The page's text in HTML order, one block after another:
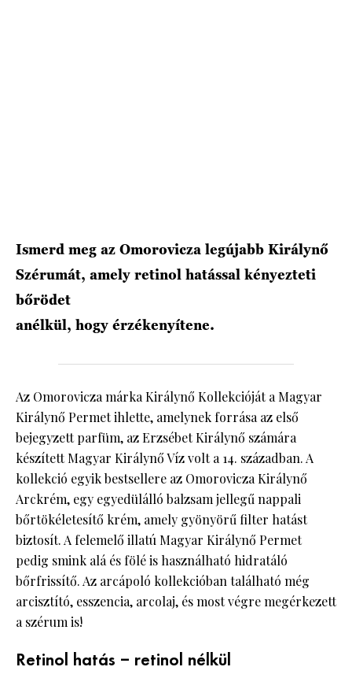
Ismerd meg az Omorovicza legújabb Királynő
Szérumát, amely retinol hatással kényezteti
bőrödet
anélkül, hogy érzékenyítene.
Az Omorovicza márka Királynő Kollekcióját a Magyar
Királynő Permet ihlette, amelynek forrása az első
bejegyzett parfüm, az Erzsébet Királynő számára
készített Magyar Királynő Víz volt a 14. században. A
kollekció egyik bestsellere az Omorovicza Királynő
Arckrém, egy egyedülálló balzsam jellegű nappali
bőrtökéletesítő krém, amely gyönyörű filter hatást
biztosít. A felemelő illatú Magyar Királynő Permet
pedig smink alá és fölé is használható hidratáló
bőrfrissítő. Az arcápoló kollekcióban található még
arcisztító, esszencia, arcolaj, és most végre megérkezett
a szérum is!
Retinol hatás – retinol nélkül